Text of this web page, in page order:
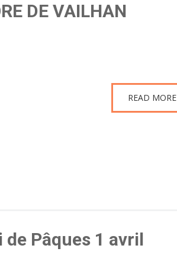
DE VAILHAN
READ MORE
Pâques 1 avril